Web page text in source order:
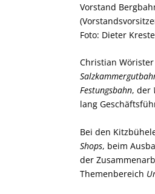
Vorstand
Foto: Dieter
Christian
Festungsbahn, der
lang
Bei den
Shops, beim
der
Themenbereich